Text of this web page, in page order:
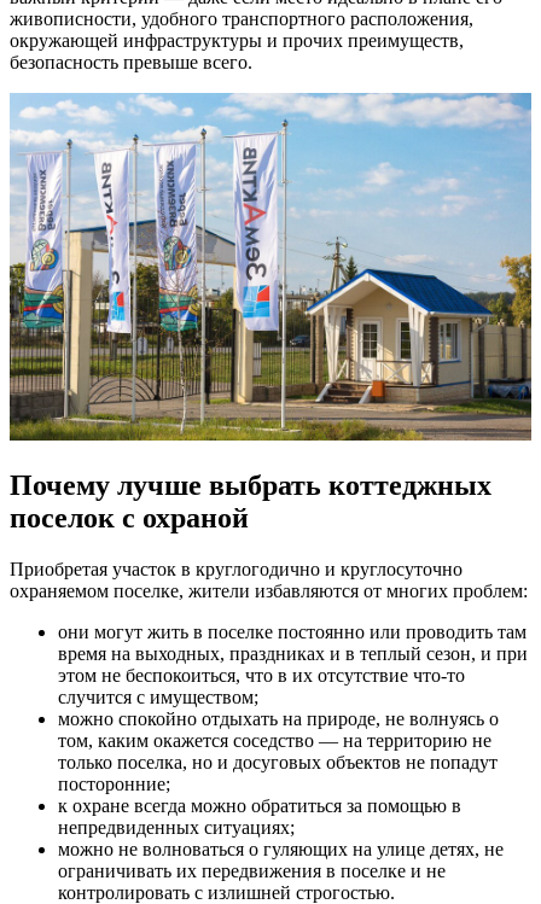
живописности, удобного транспортного расположения,
окружающей инфраструктуры и прочих преимуществ,
безопасность превыше всего.
Почему лучше выбрать коттеджных
поселок с охраной
Приобретая участок в круглогодично и круглосуточно
охраняемом поселке, жители избавляются от многих проблем:
они могут жить в поселке постоянно или проводить там
время на выходных, праздниках и в теплый сезон, и при
этом не беспокоиться, что в их отсутствие что-то
случится с имуществом;
можно спокойно отдыхать на природе, не волнуясь о
том, каким окажется соседство — на территорию не
только поселка, но и досуговых объектов не попадут
посторонние;
к охране всегда можно обратиться за помощью в
непредвиденных ситуациях;
можно не волноваться о гуляющих на улице детях, не
ограничивать их передвижения в поселке и не
контролировать с излишней строгостью.